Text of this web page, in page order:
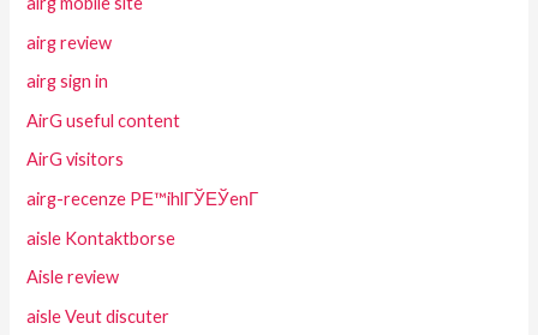
airg review
airg sign in
AirG useful content
AirG visitors
airg-recenze PЕ™ihlГЎЕЎenГ­
aisle Kontaktborse
Aisle review
aisle Veut discuter